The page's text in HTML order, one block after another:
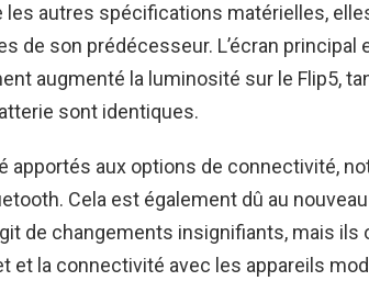
les autres spécifications matérielles,
de son prédécesseur. L’écran principal
augmenté la luminosité sur le Flip5,
sont identiques.
apportés aux options de connectivité,
Cela est également dû au
de changements insignifiants, mais ils
et la connectivité avec les appareils